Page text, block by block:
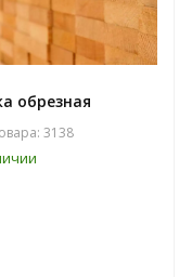
обрезная
3138